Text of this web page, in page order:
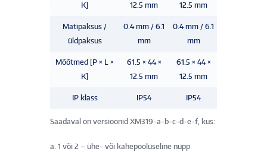
K]
12.5 mm
12.5 mm
Matipaksus /
üldpaksus
0.4 mm / 6.1
mm
0.4 mm / 6.1
mm
Mõõtmed [P × L ×
K]
61.5 × 44 ×
12.5 mm
61.5 × 44 ×
12.5 mm
IP klass IP54 IP54
Saadaval on versioonid XM319-a-b-c-d-e-f, kus:
a. 1 või 2 – ühe- või kahepooluseline nupp